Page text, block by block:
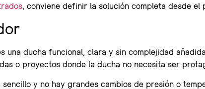
, conviene definir la solución completa desde el
una ducha funcional, clara y sin complejidad
o proyectos donde la ducha no necesita ser
y no hay grandes cambios de presión o